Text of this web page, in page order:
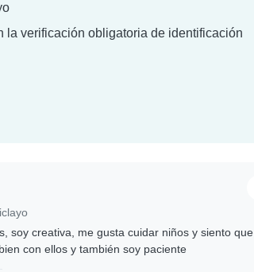
la verificación obligatoria de identificación
soy creativa, me gusta cuidar niños y siento que
con ellos y también soy paciente